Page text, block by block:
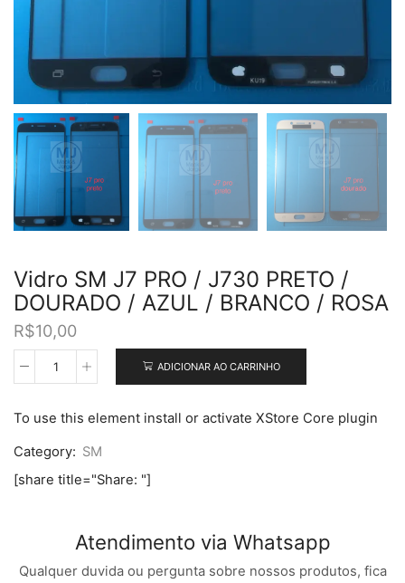
Vidro SM J7 PRO / J730 PRETO /
DOURADO / AZUL / BRANCO / ROSA
R$10,00
Vidro
PRO
J730
PRETO
AZUL
BRANCO
ADICIONAR AO CARRINHO
To use this element install or activate XStore Core plugin
Category: SM
[share title="Share: "]
Atendimento via Whatsapp
Qualquer duvida ou pergunta sobre nossos produtos, fica